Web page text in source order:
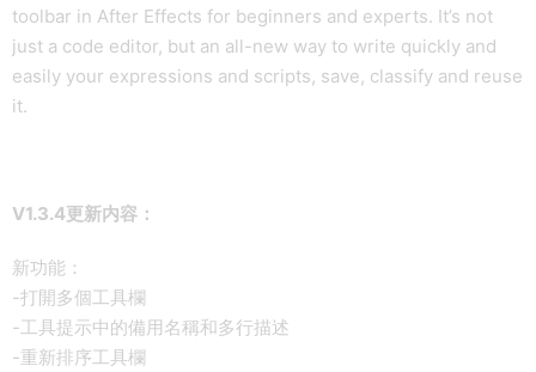
toolbar in After Effects for beginners and experts. It’s not
just a code editor, but an all-new way to write quickly and
easily your expressions and scripts, save, classify and reuse
it.
V1.3.4更新内容：
新功能：
-打開多個工具欄
-工具提示中的備用名稱和多行描述
-重新排序工具欄